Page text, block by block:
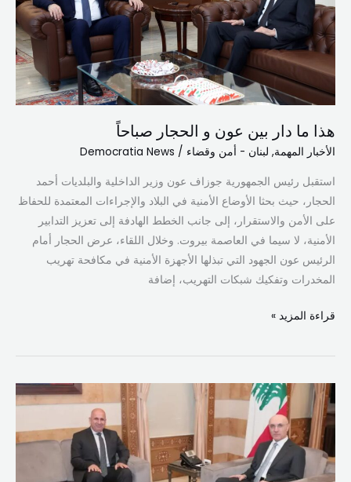
هذا ما دار بين عون و الحجار صباحاً
الأخبار المهمة, لبنان - أمن وقضاء /
Democratia News
استقبل رئيس الجمهورية جوزاف عون وزير الداخلية والبلديات أحمد
الحجار، حيث بحثا الأوضاع الأمنية في البلاد والإجراءات المعتمدة للحفاظ
على الأمن والاستقرار، إلى جانب الخطط الهادفة إلى تعزيز التدابير
الأمنية، لا سيما في العاصمة بيروت. وخلال اللقاء، عرض الحجار أمام
الرئيس عون الجهود التي تبذلها الأجهزة الأمنية في مكافحة تهريب
المخدرات وتفكيك شبكات التهريب، إضافة
الحجار
صباحاً
قراءة المزيد »
الحجار
يبحث
مع
خريش
في